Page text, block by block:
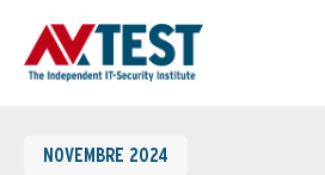
NOVEMBRE 2024